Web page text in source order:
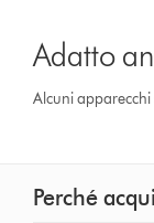
Adatto
Alcuni
Perché